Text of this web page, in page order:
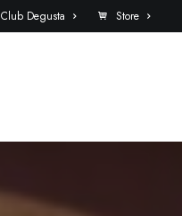
Club Degusta Store